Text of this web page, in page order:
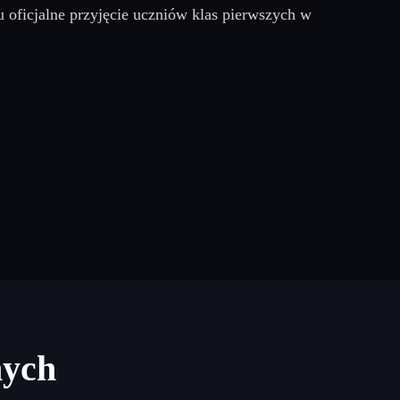
oficjalne przyjęcie uczniów klas pierwszych w